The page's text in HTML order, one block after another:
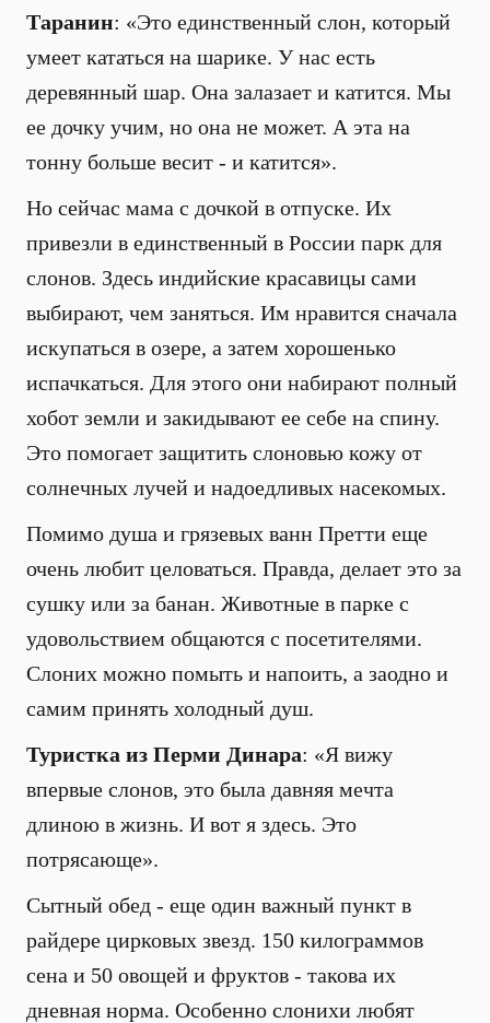
Таранин: «Это единственный слон, который
умеет кататься на шарике. У нас есть
деревянный шар. Она залазает и катится. Мы
ее дочку учим, но она не может. А эта на
тонну больше весит - и катится».
Но сейчас мама с дочкой в отпуске. Их
привезли в единственный в России парк для
слонов. Здесь индийские красавицы сами
выбирают, чем заняться. Им нравится сначала
искупаться в озере, а затем хорошенько
испачкаться. Для этого они набирают полный
хобот земли и закидывают ее себе на спину.
Это помогает защитить слоновью кожу от
солнечных лучей и надоедливых насекомых.
Помимо душа и грязевых ванн Претти еще
очень любит целоваться. Правда, делает это за
сушку или за банан. Животные в парке с
удовольствием общаются с посетителями.
Слоних можно помыть и напоить, а заодно и
самим принять холодный душ.
Туристка из Перми Динара: «Я вижу
впервые слонов, это была давняя мечта
длиною в жизнь. И вот я здесь. Это
потрясающе».
Сытный обед - еще один важный пункт в
райдере цирковых звезд. 150 килограммов
сена и 50 овощей и фруктов - такова их
дневная норма. Особенно слонихи любят